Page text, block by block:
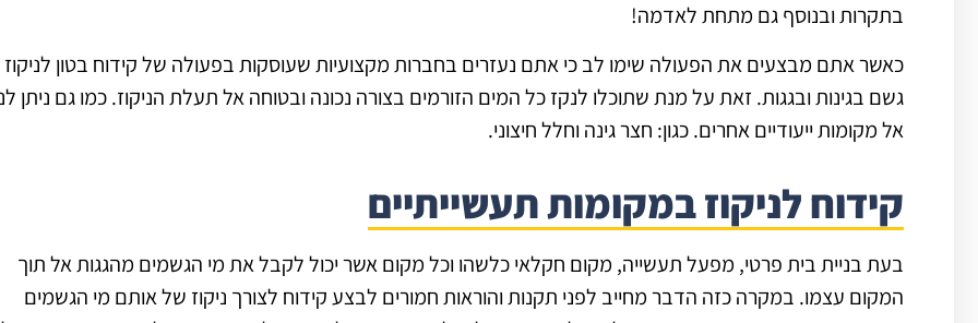
בתקרות ובנוסף גם מתחת לאדמה!
כאשר אתם מבצעים את הפעולה שימו לב כי אתם נעזרים בחברות מקצועיות שעוסקות בפעולה של קידוח בטון לניקוז
גשם בגינות ובגגות. זאת על מנת שתוכלו לנקז כל המים הזורמים בצורה נכונה ובטוחה אל תעלת הניקוז. כמו גם ניתן
אל מקומות ייעודיים אחרים. כגון: חצר גינה וחלל חיצוני.
קידוח לניקוז במקומות תעשייתיים
בעת בניית בית פרטי, מפעל תעשייה, מקום חקלאי כלשהו וכל מקום אשר יכול לקבל את מי הגשמים מהגגות אל תוך
המקום עצמו. במקרה כזה הדבר מחייב לפני תקנות והוראות חמורים לבצע קידוח לצורך ניקוז של אותם מי הגשמים